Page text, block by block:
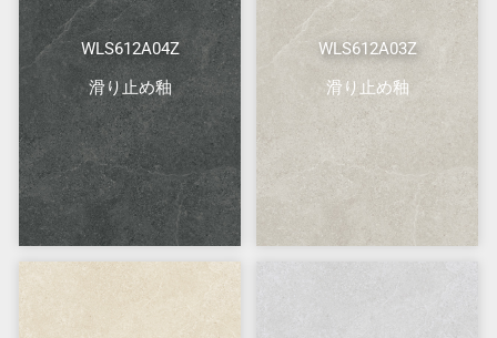
WLS612A04Z
滑り止め釉
WLS612A03Z
滑り止め釉